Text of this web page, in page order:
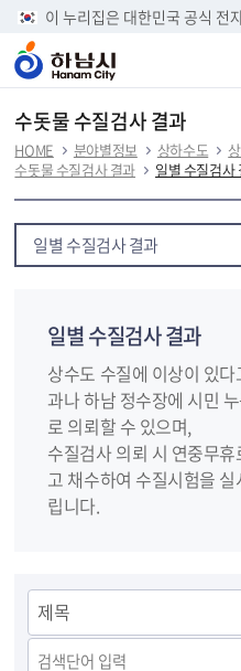
본문
이 누리집은 대한민국 공식 전
수돗물 수질검사 결과
HOME 분야별정보 상하수도
수돗물 수질검사 결과
일별 수질검사
일별 수질검사 결과
일별 수질검사 결과
상수도 수질에 이상이 있
과나 하남 정수장에 시민
로 의뢰할 수 있으며,
수질검사 의뢰 시 연중무
고 채수하여 수질시험을
립니다.